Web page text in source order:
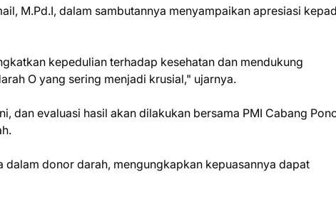
M.Pd.I, dalam sambutannya menyampaikan apresiasi
kepedulian terhadap kesehatan dan mendukung
O yang sering menjadi krusial," ujarnya.
dan evaluasi hasil akan dilakukan bersama PMI Cabang
dalam donor darah, mengungkapkan kepuasannya dapat